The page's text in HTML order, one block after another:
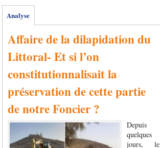
Analyse
Affaire de la dilapidation du
Littoral- Et si l’on
constitutionnalisait la
préservation de cette partie
de notre Foncier ?
Depuis
quelques
jours, le